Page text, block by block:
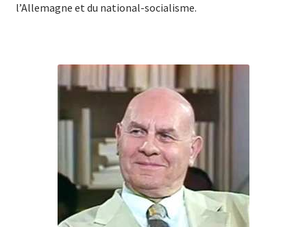
l’Allemagne et du national-socialisme.